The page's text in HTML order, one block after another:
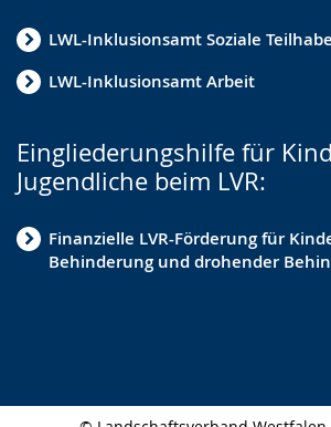
LWL-Inklusionsamt Soziale Teilhabe
LWL-Inklusionsamt Arbeit
Eingliederungshilfe für
Jugendliche beim LVR:
Finanzielle LVR-Förderung für
Behinderung und drohender